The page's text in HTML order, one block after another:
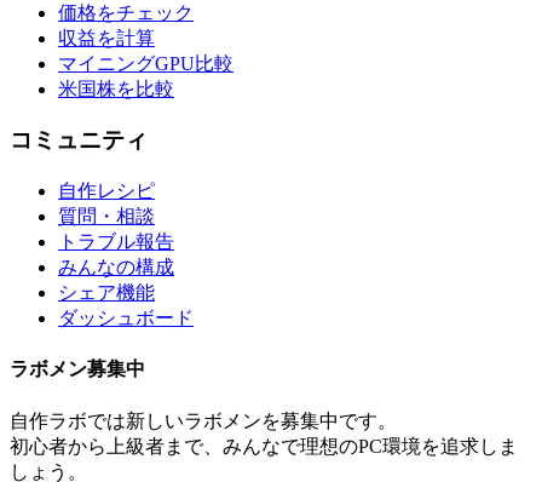
価格をチェック
収益を計算
マイニングGPU比較
米国株を比較
コミュニティ
自作レシピ
質問・相談
トラブル報告
みんなの構成
シェア機能
ダッシュボード
ラボメン募集中
自作ラボでは新しいラボメンを募集中です。
初心者から上級者まで、みんなで理想のPC環境を追求しま
しょう。